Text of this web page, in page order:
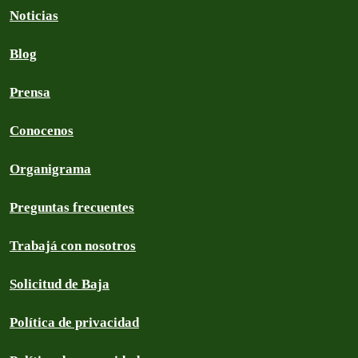
Noticias
Blog
Prensa
Conocenos
Organigrama
Preguntas frecuentes
Trabajá con nosotros
Solicitud de Baja
Política de privacidad